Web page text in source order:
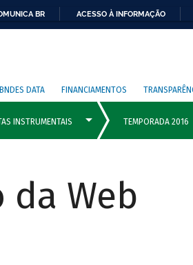
BR ACESSO À INFORMAÇÃO
BNDES DATA FINANCIAMENTOS
Web